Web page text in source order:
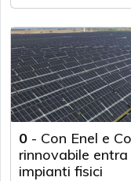
0 - Con Enel e
rinnovabile
impianti fisici